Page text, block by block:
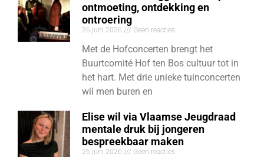
ontmoeting, ontdekking en
ontroering
26 juni 2026 Geen reacties
Met de Hofconcerten brengt het
Buurtcomité Hof ten Bos cultuur tot in
het hart. Met drie unieke tuinconcerten
wil men buren en
Elise wil via Vlaamse Jeugdraad
mentale druk bij jongeren
bespreekbaar maken
26 juni 2026 Geen reacties